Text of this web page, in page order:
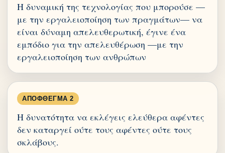
Η δυναμική της τεχνολογίας που μπορούσε —
με την εργαλειοποίηση των πραγμάτων— να
είναι δύναμη απελευθερωτική, έγινε ένα
εμπόδιο για την απελευθέρωση —με την
εργαλειοποίηση των ανθρώπων
ΑΠΌΦΘΕΓΜΑ 2
Η δυνατότητα να εκλέγεις ελεύθερα αφέντες
δεν καταργεί ούτε τους αφέντες ούτε τους
σκλάβους.